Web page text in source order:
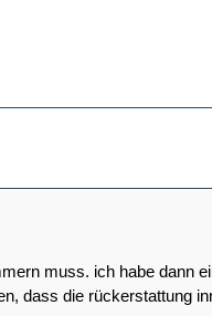
muss. ich habe dann
dass die rückerstattung